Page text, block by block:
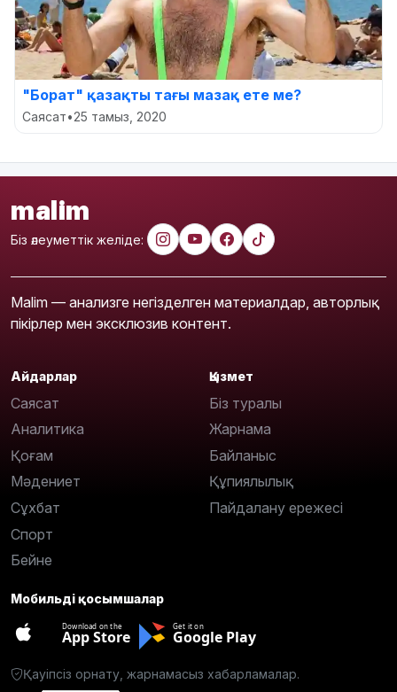
"Борат" қазақты тағы мазақ ете ме?
Саясат•25 тамыз, 2020
malim
Біз әлеуметтік желіде:
Malim — анализге негізделген материалдар, авторлық
пікірлер мен эксклюзив контент.
Айдарлар
Саясат
Аналитика
Қоғам
Мәдениет
Сұхбат
Спорт
Бейне
Қызмет
Біз туралы
Жарнама
Байланыс
Құпиялылық
Пайдалану ережесі
Мобильді қосымшалар
Download on the
App Store
Get it on
Google Play
Қауіпсіз орнату, жарнамасыз хабарламалар.